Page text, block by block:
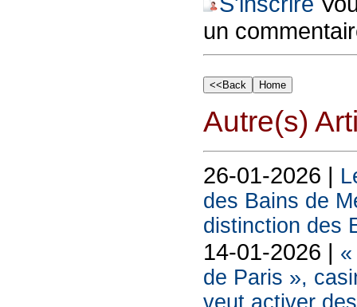
un
Autre(s)
26-01-2026 |
des Bains de
distinction des
14-01-2026 |
de Paris »,
veut activer